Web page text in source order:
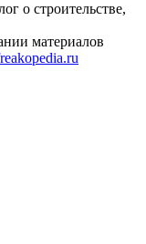
о строительстве,
материалов